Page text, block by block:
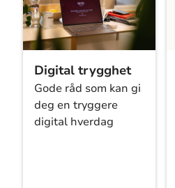
Digital trygghet
Gode råd som kan gi
deg en tryggere
digital hverdag